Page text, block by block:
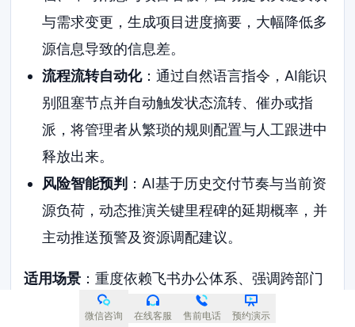
与需求变更，生成项目进度摘要，大幅降低多
源信息导致的信息差。
流程流转自动化：通过自然语言指令，AI能识
别阻塞节点并自动触发状态流转、催办或指
派，将管理者从繁琐的规则配置与人工跟进中
释放出来。
风险智能预判 ：AI基于历史交付节奏与当前资
源负荷，动态推演关键里程碑的延期概率，并
主动推送预警及资源调配建议。
适用场景 ：重度依赖飞书办公体系、强调跨部门
高频协同的中大型组织，尤其在互联网研发、游
微信咨询 在线客服 售前电话 预约演示